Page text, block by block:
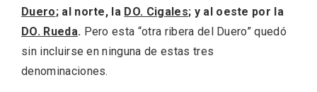
Duero; al norte, la DO. Cigales; y al oeste por la
DO. Rueda. Pero esta “otra ribera del Duero” quedó
sin incluirse en ninguna de estas tres
denominaciones.